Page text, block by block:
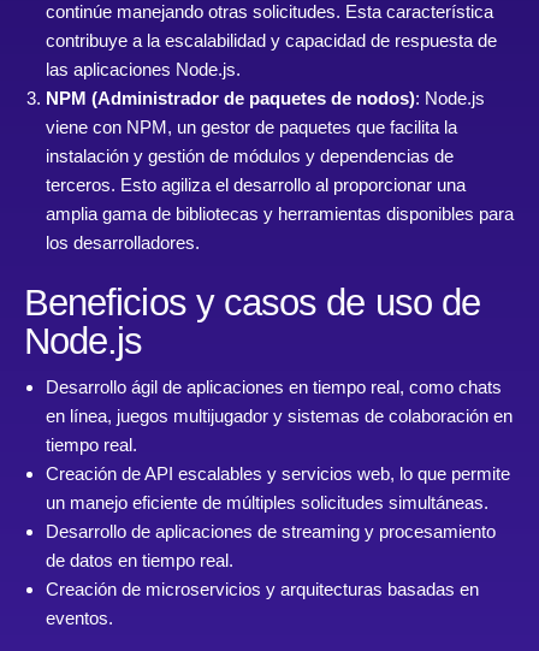
continúe manejando otras solicitudes. Esta característica
contribuye a la escalabilidad y capacidad de respuesta de
las aplicaciones Node.js.
NPM (Administrador de paquetes de nodos): Node.js
viene con NPM, un gestor de paquetes que facilita la
instalación y gestión de módulos y dependencias de
terceros. Esto agiliza el desarrollo al proporcionar una
amplia gama de bibliotecas y herramientas disponibles para
los desarrolladores.
Beneficios y casos de uso de
Node.js
Desarrollo ágil de aplicaciones en tiempo real, como chats
en línea, juegos multijugador y sistemas de colaboración en
tiempo real.
Creación de API escalables y servicios web, lo que permite
un manejo eficiente de múltiples solicitudes simultáneas.
Desarrollo de aplicaciones de streaming y procesamiento
de datos en tiempo real.
Creación de microservicios y arquitecturas basadas en
eventos.